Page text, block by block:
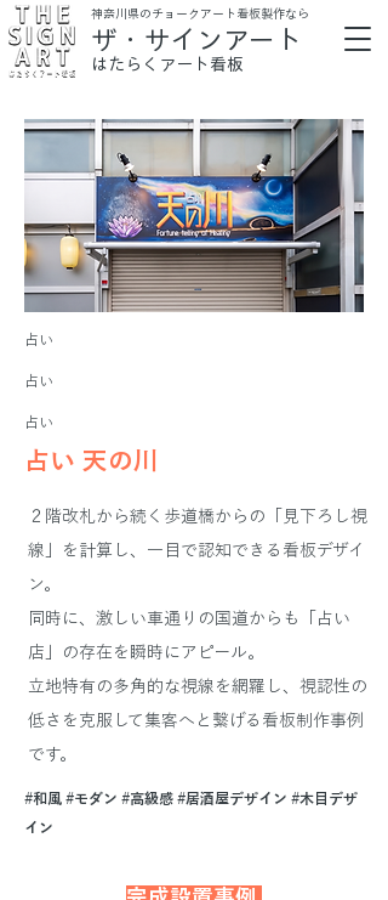
​神奈川県のチョークアート看板製作なら
ザ・サインアート
はたらくアート看板
占い
占い
占い
占い 天の川
２階改札から続く歩道橋からの「見下ろし視
線」を計算し、一目で認知できる看板デザイ
ン。
同時に、激しい車通りの国道からも「占い
店」の存在を瞬時にアピール。
立地特有の多角的な視線を網羅し、視認性の
低さを克服して集客へと繋げる看板制作事例
です。
#和風 #モダン #高級感 #居酒屋デザイン #木目デザ
イン